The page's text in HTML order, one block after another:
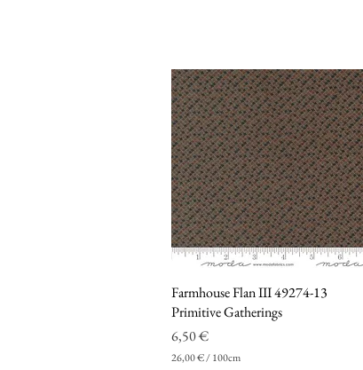
Vista rapida
Farmhouse Flan III 49274-13
Primitive Gatherings
Prezzo
6,50 €
26,00 €/100cm